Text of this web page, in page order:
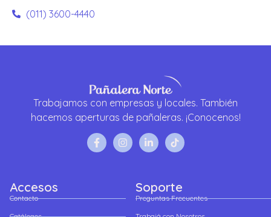
(011) 3600-4440
Trabajamos con empresas y locales. También
hacemos aperturas de pañaleras. ¡Conocenos!
Accesos
Contacto
Soporte
Preguntas Frecuentes